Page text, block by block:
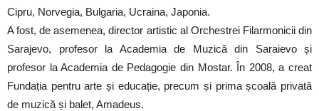
Cipru, Norvegia, Bulgaria, Ucraina, Japonia.
A fost, de asemenea, director artistic al Orchestrei Filarmonicii din
Sarajevo, profesor la Academia de Muzică din Saraievo și
profesor la Academia de Pedagogie din Mostar. În 2008, a creat
Fundația pentru arte și educație, precum și prima școală privată
de muzică și balet, Amadeus.